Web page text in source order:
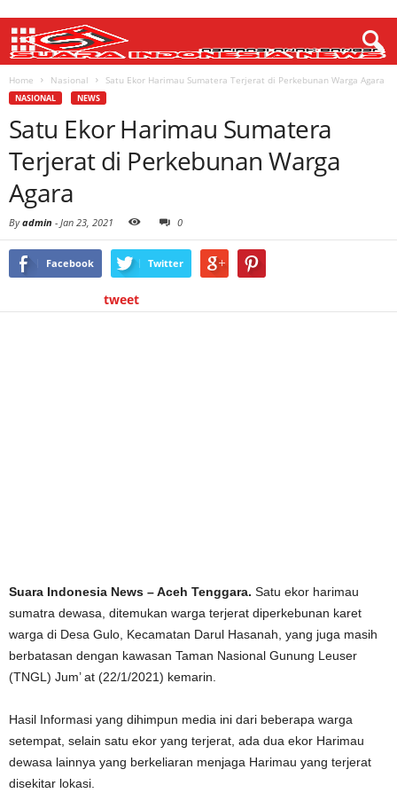
Home Nasional Satu Ekor Harimau Sumatera Terjerat di Perkebunan Warga Agara
NASIONAL NEWS
Satu Ekor Harimau Sumatera
Terjerat di Perkebunan Warga
Agara
Byadmin - Jan 23, 2021 0
Facebook Twitter
tweet
Suara Indonesia News – Aceh Tenggara. Satu ekor harimau
sumatra dewasa, ditemukan warga terjerat diperkebunan karet
warga di Desa Gulo, Kecamatan Darul Hasanah, yang juga masih
berbatasan dengan kawasan Taman Nasional Gunung Leuser
(TNGL) Jum’ at (22/1/2021) kemarin.
Hasil Informasi yang dihimpun media ini dari beberapa warga
setempat, selain satu ekor yang terjerat, ada dua ekor Harimau
dewasa lainnya yang berkeliaran menjaga Harimau yang terjerat
disekitar lokasi.